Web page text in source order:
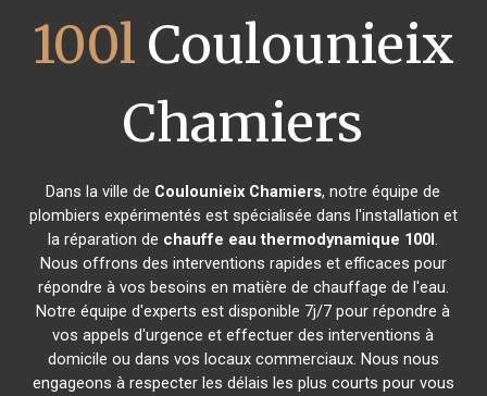
100l Coulounieix
Chamiers
Dans la ville de Coulounieix Chamiers, notre équipe de
plombiers expérimentés est spécialisée dans l'installation et
la réparation de chauffe eau thermodynamique 100l.
Nous offrons des interventions rapides et efficaces pour
répondre à vos besoins en matière de chauffage de l'eau.
Notre équipe d'experts est disponible 7j/7 pour répondre à
vos appels d'urgence et effectuer des interventions à
domicile ou dans vos locaux commerciaux. Nous nous
engageons à respecter les délais les plus courts pour vous